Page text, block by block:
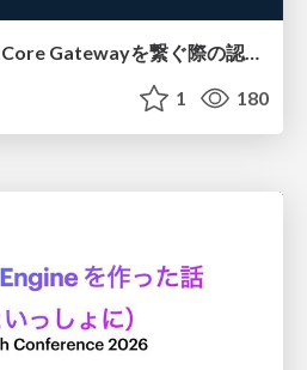
1 180